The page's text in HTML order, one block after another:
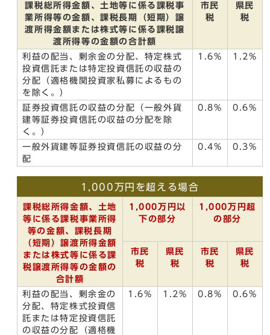
課税総所得金額、土地等に係る課税事
業所得等の金額、課税長期（短期）譲
渡所得金額または株式等に係る課税譲
渡所得等の金額の合計額
市民
税
県民
税
利益の配当、剰余金の分配、特定株式
投資信託または特定投資信託の収益の
分配（適格機関投資家私募によるもの
を除く。）
1.6% 1.2%
証券投資信託の収益の分配（一般外貨
建等証券投資信託の収益の分配を除
く。）
0.8% 0.6%
一般外貨建等証券投資信託の収益の分
配
0.4% 0.3%
1,000万円を超える場合
課税総所得金額、土地
等に係る課税事業所得
等の金額、課税長期
（短期）譲渡所得金額
または株式等に係る課
税譲渡所得等の金額の
合計額
1,000万円以
下の部分
1,000万円超
の部分
市民
税
県民
税
市民
税
県民
税
利益の配当、剰余金の
分配、特定株式投資信
託または特定投資信託
の収益の分配（適格機
1.6% 1.2% 0.8% 0.6%